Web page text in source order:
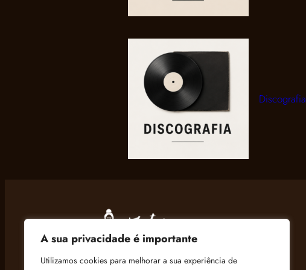
A sua privacidade é importante
Utilizamos cookies para melhorar a sua experiência de
Discografia